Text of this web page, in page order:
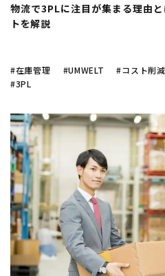
物流で3PLに注目が集まる理由
トを解説
#在庫管理 #UMWELT #コスト削減
#3PL